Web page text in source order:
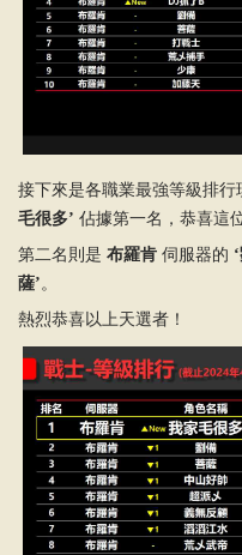
接下來是各職業最強等級排行
毛很多’ 佔據第一名，恭喜這
第二名則是 布羅肯伺服器的
薩’。
熱烈恭喜以上天選者！